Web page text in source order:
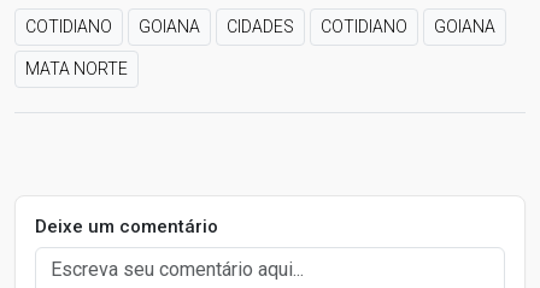
COTIDIANO GOIANA CIDADES COTIDIANO GOIANA
MATA NORTE
Deixe um comentário